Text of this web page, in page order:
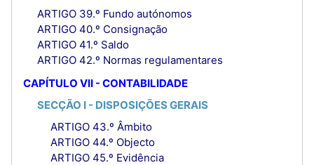
ARTIGO 39.º Fundo autónomos
ARTIGO 40.º Consignação
ARTIGO 41.º Saldo
ARTIGO 42.º Normas regulamentares
CAPÍTULO VII - CONTABILIDADE
SECÇÃO I - DISPOSIÇÕES GERAIS
ARTIGO 43.º Âmbito
ARTIGO 44.º Objecto
ARTIGO 45.º Evidência